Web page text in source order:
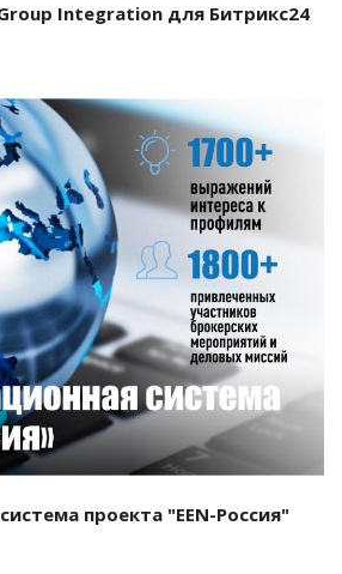
Integration для Битрикс24
проект
проекта "EEN-Россия"